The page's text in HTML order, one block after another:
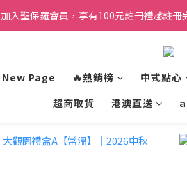
加入聖保羅會員，享有100元註冊禮💰註
New Page 🔥熱銷榜 中式點心
超商取貨
港澳直送